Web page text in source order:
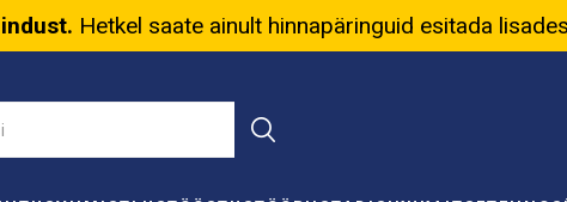
Hetkel saate ainult hinnapäringuid esitada